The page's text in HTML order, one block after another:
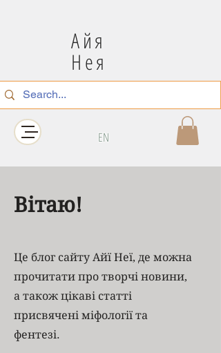
Айя
Нея
EN
Вітаю!
Це блог сайту Айї Неї, де можна
прочитати про творчі новини,
а також цікаві статті
присвячені міфології та
фентезі.